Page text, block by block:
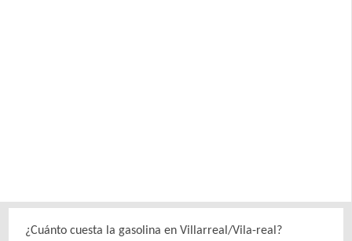
¿Cuánto cuesta la gasolina en Villarreal/Vila-real?